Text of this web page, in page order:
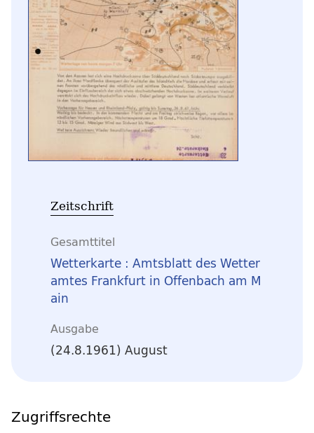
Zeitschrift
Gesamttitel
Wetterkarte : Amtsblatt des Wetter
amtes Frankfurt in Offenbach am M
ain
Ausgabe
(24.8.1961) August
Zugriffsrechte